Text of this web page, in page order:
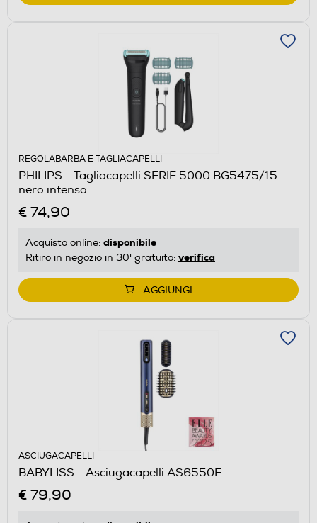
REGOLABARBA E TAGLIACAPELLI
PHILIPS - Tagliacapelli SERIE 5000 BG5475/15-
nero intenso
€ 74,90
Acquisto online: disponibile
Ritiro in negozio in 30' gratuito: verifica
AGGIUNGI
ASCIUGACAPELLI
BABYLISS - Asciugacapelli AS6550E
€ 79,90